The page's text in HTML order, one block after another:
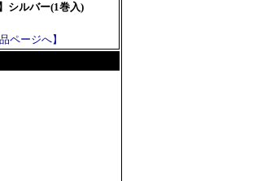
シルバー(1巻入)
品ページへ】